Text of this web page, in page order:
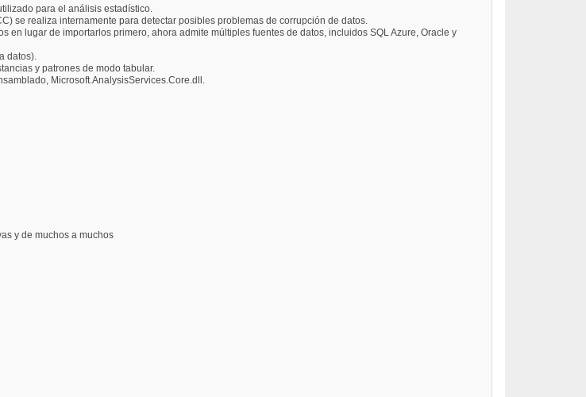
para el análisis estadístico.
se realiza internamente para detectar posibles problemas de corrupción de datos.
en lugar de importarlos primero, ahora admite múltiples fuentes de datos, incluidos SQL Azure, Oracle y
datos).
y patrones de modo tabular.
Microsoft.AnalysisServices.Core.dll.
y de muchos a muchos